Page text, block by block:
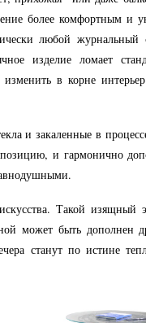
более комфортным и
любой журнальный
изделие ломает
изменить в корне
и закаленные в
и гармонично
Такой изящный
может быть дополнен
станут по истине